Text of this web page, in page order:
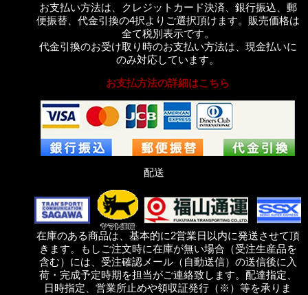
お支払い方法は、クレジットカード決済、銀行振込、郵
便振替、代金引換の4択よりご選択頂けます。販売価格は
全て税別表示です。
代金引換のお受け取り時のお支払い方法は、現金払いに
のみ対応しています。
お支払方法の詳細はこちら
配送
在庫のある商品は、基本的に2営業日以内に発送させて頂
きます。もしご注文時に在庫が無い場合（受注生産品を
含む）には、受注確認メール（自動送信）の送信後に入
荷・完成予定時期を担当がご連絡致します。配達指定、
日時指定、営業所止めや領収証発行（※）等を承りま